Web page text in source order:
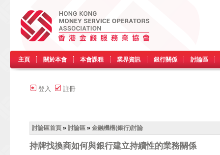
主頁 關於本會 本會課程 業界資訊 銀行關係 討論區
登入 註冊
討論區首頁 » 討論區 » 金融機構(銀行)討論
持牌找換商如何與銀行建立持續性的業務關係